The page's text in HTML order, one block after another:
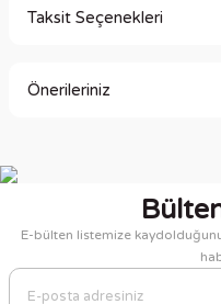
Taksit Seçenekleri
Önerileriniz
Görüş ve önerileriniz için
Ürün resmi kalitesiz,
Ürün açıklamasında eksik
E-bülten listemize